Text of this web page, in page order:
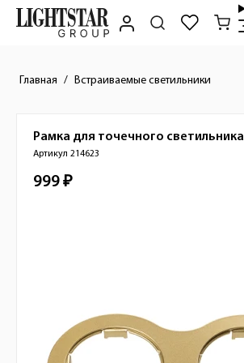
Главная Встраиваемые светильники
Краткое описание товара
Рамка для точечного светильника
Артикул 214623
Стоимость товара
999 ₽